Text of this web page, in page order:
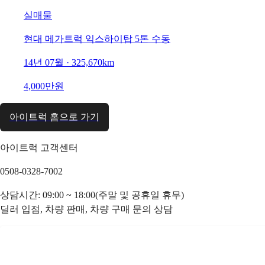
실매물
현대 메가트럭 익스하이탑 5톤 수동
14년 07월 · 325,670km
4,000만원
아이트럭 홈으로 가기
아이트럭 고객센터
0508-0328-7002
상담시간: 09:00 ~ 18:00(주말 및 공휴일 휴무)
딜러 입점, 차량 판매, 차량 구매 문의 상담